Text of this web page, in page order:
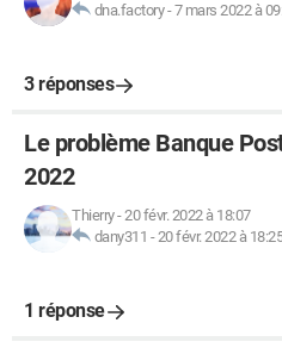
dna.factory-7 mars 2022 à
3 réponses
Le problème Banque
2022
Thierry-20 févr. 2022 à 18:07
dany311 -20 févr. 2022 à 18:25
1 réponse